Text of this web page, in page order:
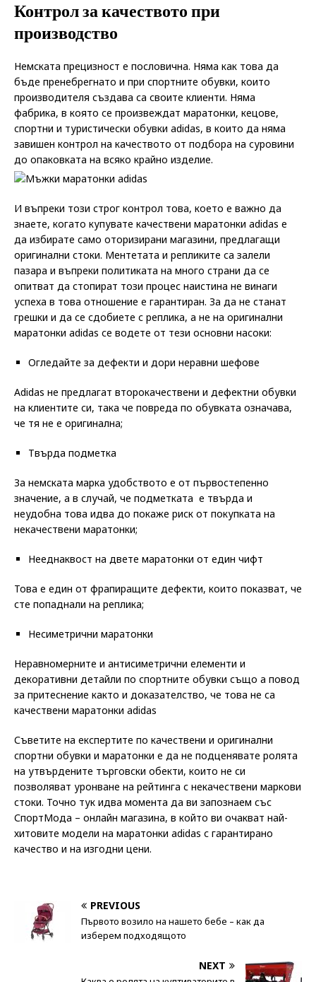
Контрол за качеството при
производство
Немската прецизност е пословична. Няма как това да
бъде пренебрегнато и при спортните обувки, които
производителя създава са своите клиенти. Няма
фабрика, в която се произвеждат маратонки, кецове,
спортни и туристически обувки adidas, в които да няма
завишен контрол на качеството от подбора на суровини
до опаковката на всяко крайно изделие.
И въпреки този строг контрол това, което е важно да
знаете, когато купувате качествени маратонки adidas е
да избирате само оторизирани магазини, предлагащи
оригинални стоки. Ментетата и репликите са залели
пазара и въпреки политиката на много страни да се
опитват да стопират този процес наистина не винаги
успеха в това отношение е гарантиран. За да не станат
грешки и да се сдобиете с реплика, а не на оригинални
маратонки adidas се водете от тези основни насоки:
Огледайте за дефекти и дори неравни шефове
Adidas не предлагат второкачествени и дефектни обувки
на клиентите си, така че повреда по обувката означава,
че тя не е оригинална;
Твърда подметка
За немската марка удобството е от първостепенно
значение, а в случай, че подметката е твърда и
неудобна това идва до покаже риск от покупката на
некачествени маратонки;
Нееднаквост на двете маратонки от един чифт
Това е един от фрапиращите дефекти, които показват, че
сте попаднали на реплика;
Несиметрични маратонки
Неравномерните и антисиметрични елементи и
декоративни детайли по спортните обувки също а повод
за притеснение както и доказателство, че това не са
качествени маратонки adidas
Съветите на експертите по качествени и оригинални
спортни обувки и маратонки е да не подценявате ролята
на утвърдените търговски обекти, които не си
позволяват уронване на рейтинга с некачествени маркови
стоки. Точно тук идва момента да ви запознаем със
СпортМода – онлайн магазина, в който ви очакват най-
хитовите модели на маратонки adidas с гарантирано
качество и на изгодни цени.
PREVIOUS
Първото возило на нашето бебе – как да
изберем подходящото
NEXT